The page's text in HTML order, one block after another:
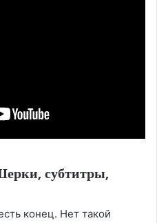
субтитры,
конец. Нет такой